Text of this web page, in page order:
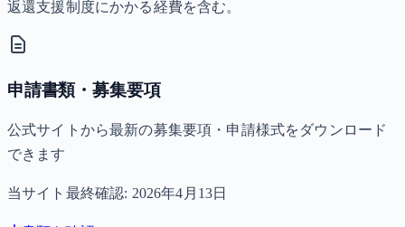
返還支援制度にかかる経費を含む。
申請書類・募集要項
公式サイトから最新の募集要項・申請様式をダウンロード
できます
当サイト最終確認: 2026年4月13日